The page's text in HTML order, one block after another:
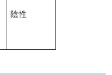
陰性